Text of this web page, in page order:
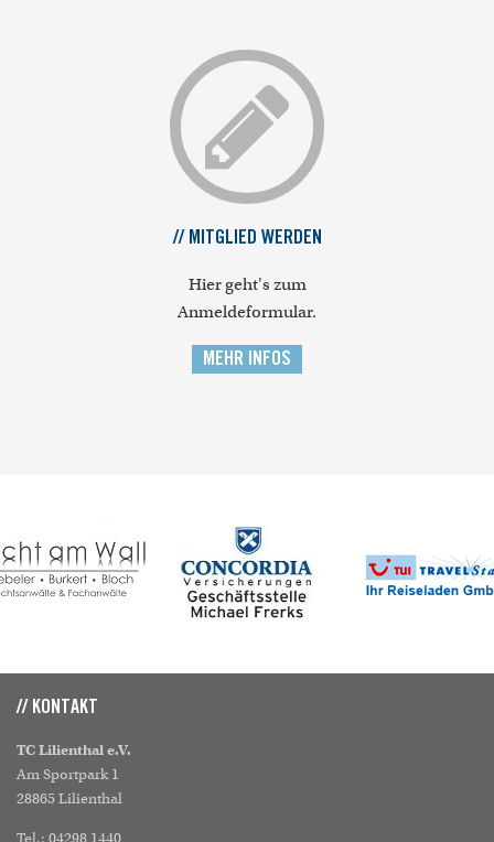
// MITGLIED WERDEN
Hier geht's zum
Anmeldeformular.
MEHR INFOS
// KONTAKT
TC Lilienthal e.V.
Am Sportpark 1
28865 Lilienthal